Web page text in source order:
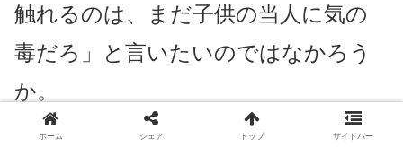
触れるのは、まだ子供の当人に気の
毒だろ」と言いたいのではなかろう
か。
ホーム シェア トップ サイドバー